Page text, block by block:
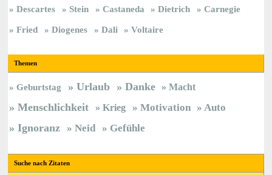
Descartes
Stein Castaneda Dietrich
Carnegie
Fried
Diogenes Dali Voltaire
Themen
Geburtstag Urlaub Danke Macht
Menschlichkeit Krieg Motivation Auto
Ignoranz Neid Gefühle
Suche nach Zitaten